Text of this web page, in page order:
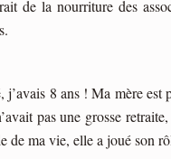
de la nourriture des
8 ans ! Ma mère
pas une grosse
de ma vie, elle a joué son